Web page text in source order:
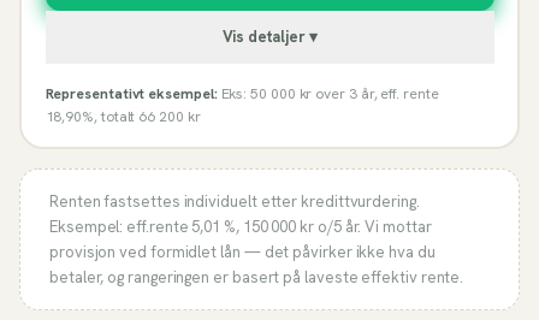
Vis detaljer ▾
Representativt eksempel: Eks: 50 000 kr over 3 år, eff. rente
18,90%, totalt 66 200 kr
Renten fastsettes individuelt etter kredittvurdering.
Eksempel: eff.rente 5,01 %, 150 000 kr o/5år. Vi mottar
provisjon ved formidlet lån — det påvirker ikke hva du
betaler, og rangeringen er basert på laveste effektiv rente.